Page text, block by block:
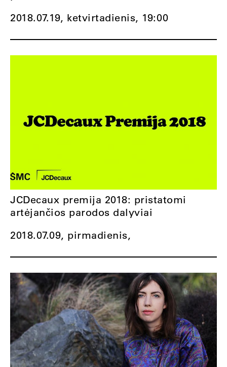
2018.07.19, ketvirtadienis, 19:00
2018.07.09, pirmadienis,
JCDecaux premija 2018: pristatomi
artėjančios parodos dalyviai